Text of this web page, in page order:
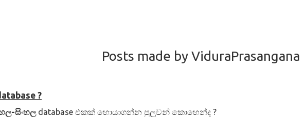
Posts made by ViduraPrasangana
?
සිංහල database එකක් හොයාගන්න පුලුවන් කොහෙන්ද ?